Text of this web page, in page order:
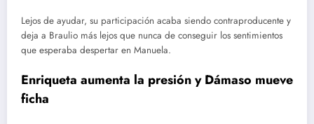
Lejos de ayudar, su participación acaba siendo contraproducente y
deja a Braulio más lejos que nunca de conseguir los sentimientos
que esperaba despertar en Manuela.
Enriqueta aumenta la presión y Dámaso mueve
ficha